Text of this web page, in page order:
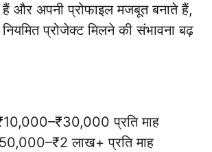
और अपनी प्रोफाइल मजबूत बनाते हैं,
प्रोजेक्ट मिलने की संभावना बढ़
प्रति माह
लाख+ प्रति माह